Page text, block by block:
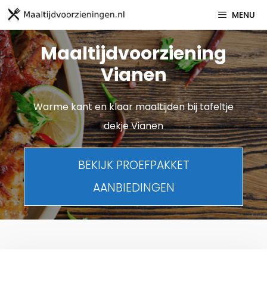
Spring
naar
inhoud
MENU
Maaltijdvoorziening
Vianen
Warme kant en klaar maaltijden bij tafeltje
dekje Vianen
BEKIJK PROEFPAKKET
AANBIEDINGEN